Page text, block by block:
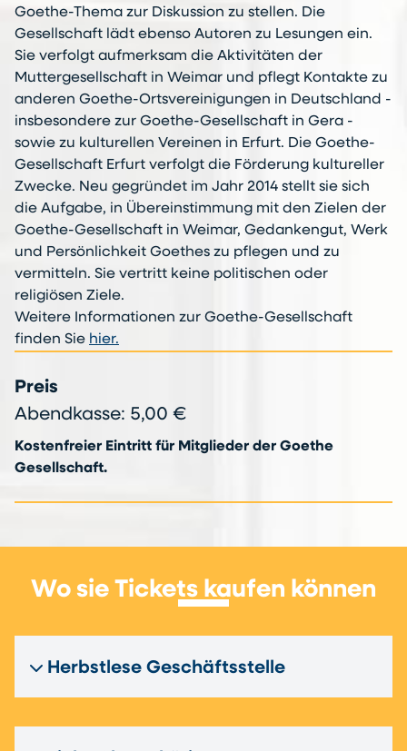
Goethe-Thema zur Diskussion zu stellen. Die
Gesellschaft lädt ebenso Autoren zu Lesungen ein.
Sie verfolgt aufmerksam die Aktivitäten der
Muttergesellschaft in Weimar und pflegt Kontakte zu
anderen Goethe-Ortsvereinigungen in Deutschland -
insbesondere zur Goethe-Gesellschaft in Gera -
sowie zu kulturellen Vereinen in Erfurt. Die Goethe-
Gesellschaft Erfurt verfolgt die Förderung kultureller
Zwecke. Neu gegründet im Jahr 2014 stellt sie sich
die Aufgabe, in Übereinstimmung mit den Zielen der
Goethe-Gesellschaft in Weimar, Gedankengut, Werk
und Persönlichkeit Goethes zu pflegen und zu
vermitteln. Sie vertritt keine politischen oder
religiösen Ziele.
Weitere Informationen zur Goethe-Gesellschaft
finden Sie hier.
Preis
Abendkasse: 5,00 €
Kostenfreier Eintritt für Mitglieder der Goethe
Gesellschaft.
Wo sie Tickets kaufen können
Herbstlese Geschäftsstelle